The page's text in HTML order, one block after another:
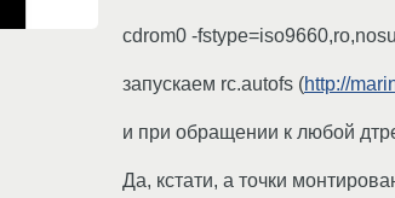
cdrom0 -
запускаем rc.autofs (http://
и при обращении к любой
Да, кстати, а точки